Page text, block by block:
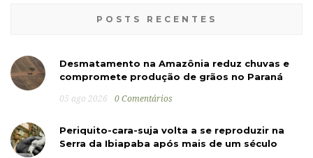
POSTS RECENTES
Desmatamento na Amazônia reduz chuvas e
compromete produção de grãos no Paraná
05 ago 2026 0 Comentários
Periquito-cara-suja volta a se reproduzir na
Serra da Ibiapaba após mais de um século